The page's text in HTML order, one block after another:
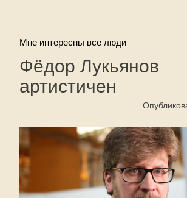
Мне интересны все люди
Фёдор Лукьянов
артистичен